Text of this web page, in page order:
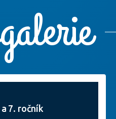
a 7. ročník